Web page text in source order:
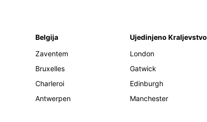
Belgija
Zaventem
Bruxelles
Charleroi
Antwerpen
Ujedinjeno Kraljevstvo
London
Gatwick
Edinburgh
Manchester